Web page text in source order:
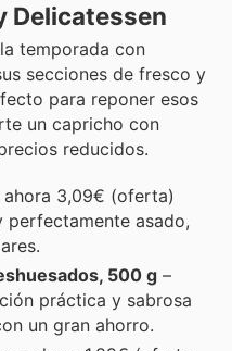
Delicatessen
temporada con
secciones de fresco y
para reponer esos
un capricho con
reducidos.
ahora 3,09€ (oferta)
asado,
500 g –
práctica y sabrosa
un gran ahorro.